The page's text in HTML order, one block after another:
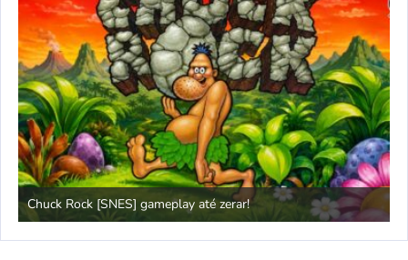
Chuck Rock [SNES] gameplay até zerar!